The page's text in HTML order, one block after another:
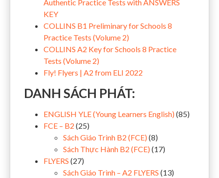
Authentic Practice Tests with ANSWERS
KEY
COLLINS B1 Preliminary for Schools 8
Practice Tests (Volume 2)
COLLINS A2 Key for Schools 8 Practice
Tests (Volume 2)
Fly! Flyers | A2 from ELI 2022
DANH SÁCH PHÁT:
ENGLISH YLE (Young Learners English) (85)
FCE – B2 (25)
Sách Giáo Trình B2 (FCE) (8)
Sách Thực Hành B2 (FCE) (17)
FLYERS (27)
Sách Giáo Trình – A2 FLYERS (13)